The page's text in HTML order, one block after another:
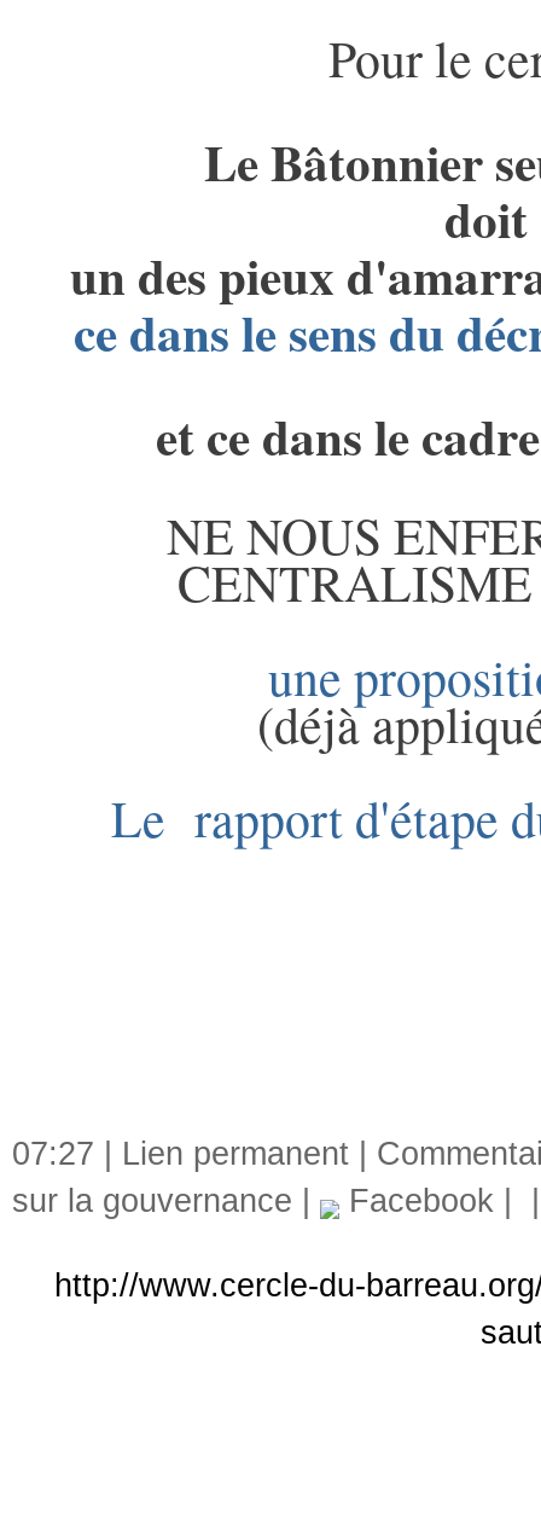
Pour le
Le Bâtonnier
doit
un des pieux
ce dans le sens du
et ce dans le
NE NOUS
une
(déjà
Le rapport d'étape
07:27 | Lien permanent
sur la gouvernance
Facebook
http://www.cercle-du-